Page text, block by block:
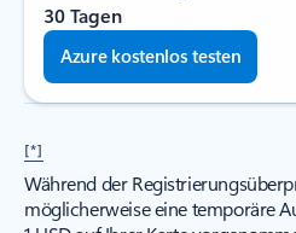
30 Tagen
Azure kostenlos testen
[*]
Während der
möglicherweise eine temporäre